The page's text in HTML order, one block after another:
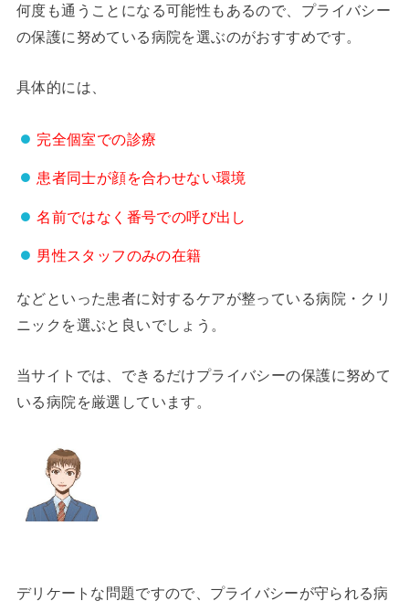
何度も通うことになる可能性もあるので、プライバシー
の保護に努めている病院を選ぶのがおすすめです。
具体的には、
完全個室での診療
患者同士が顔を合わせない環境
名前ではなく番号での呼び出し
男性スタッフのみの在籍
などといった患者に対するケアが整っている病院・クリ
ニックを選ぶと良いでしょう。
当サイトでは、できるだけプライバシーの保護に努めて
いる病院を厳選しています。
デリケートな問題ですので、プライバシーが守られる病